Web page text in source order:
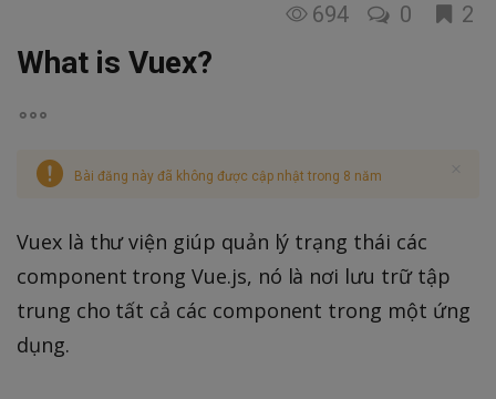
694 0 2
What is Vuex?
Bài đăng này đã không được cập nhật trong 8 năm
Vuex là thư viện giúp quản lý trạng thái các
component trong Vue.js, nó là nơi lưu trữ tập
trung cho tất cả các component trong một ứng
dụng.